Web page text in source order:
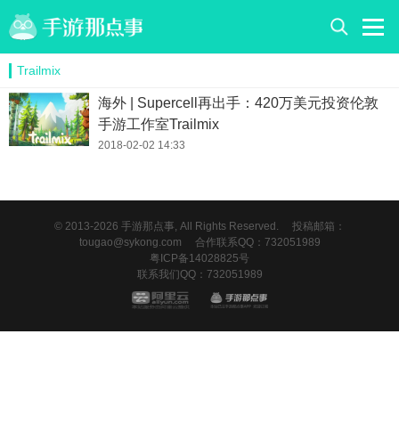
Trailmix
海外 | Supercell再出手：420万美元投资伦敦
手游工作室Trailmix
2018-02-02 14:33
© 2013-2026 手游那点事, All Rights Reserved.
投稿邮箱：
tougao@sykong.com 合作联系QQ：732051989
粤ICP备14028825号
联系我们QQ：732051989